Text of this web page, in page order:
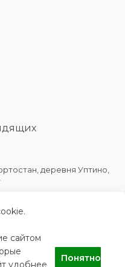
деревня Уптино,
сайтом
удобнее
Понятно